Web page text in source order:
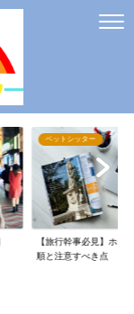
ペットシッター
【旅行幹事必見】ホ
順と注意すべき点